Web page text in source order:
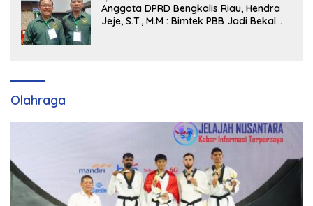
Anggota DPRD Bengkalis Riau, Hendra
Jeje, S.T., M.M : Bimtek PBB Jadi Bekal
Olahraga